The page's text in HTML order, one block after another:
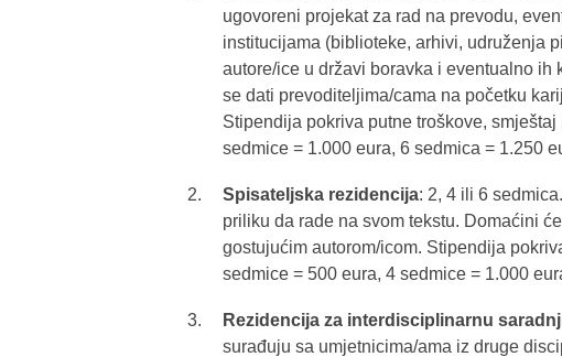
ugovoreni projekat za rad na prevodu,
institucijama (biblioteke, arhivi, udruženja
autore/ice u državi boravka i eventualno
se dati prevoditeljima/cama na početku
Stipendija pokriva putne troškove,
sedmice = 1.000 eura, 6 sedmica = 1.250
Spisateljska rezidencija: 2, 4 ili 6
priliku da rade na svom tekstu. Domaćini
gostujućim autorom/icom. Stipendija
sedmice = 500 eura, 4 sedmice = 1.000
Rezidencija za interdisciplinarnu
surađuju sa umjetnicima/ama iz druge